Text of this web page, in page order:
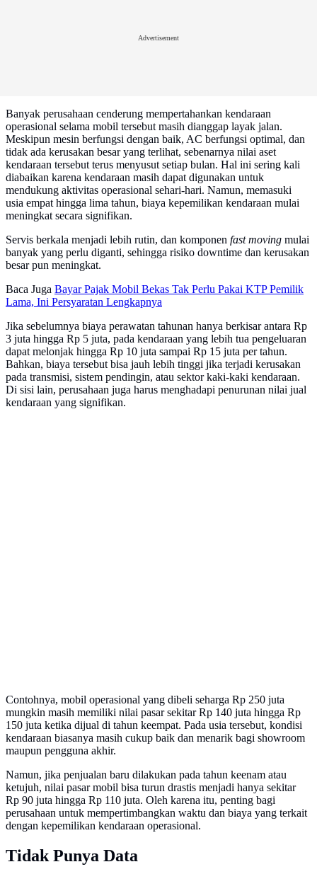
Advertisement
Banyak perusahaan cenderung mempertahankan kendaraan
operasional selama mobil tersebut masih dianggap layak jalan.
Meskipun mesin berfungsi dengan baik, AC berfungsi optimal, dan
tidak ada kerusakan besar yang terlihat, sebenarnya nilai aset
kendaraan tersebut terus menyusut setiap bulan. Hal ini sering kali
diabaikan karena kendaraan masih dapat digunakan untuk
mendukung aktivitas operasional sehari-hari. Namun, memasuki
usia empat hingga lima tahun, biaya kepemilikan kendaraan mulai
meningkat secara signifikan.
Servis berkala menjadi lebih rutin, dan komponen fast moving mulai
banyak yang perlu diganti, sehingga risiko downtime dan kerusakan
besar pun meningkat.
Baca Juga Bayar Pajak Mobil Bekas Tak Perlu Pakai KTP Pemilik
Lama, Ini Persyaratan Lengkapnya
Jika sebelumnya biaya perawatan tahunan hanya berkisar antara Rp
3 juta hingga Rp 5 juta, pada kendaraan yang lebih tua pengeluaran
dapat melonjak hingga Rp 10 juta sampai Rp 15 juta per tahun.
Bahkan, biaya tersebut bisa jauh lebih tinggi jika terjadi kerusakan
pada transmisi, sistem pendingin, atau sektor kaki-kaki kendaraan.
Di sisi lain, perusahaan juga harus menghadapi penurunan nilai jual
kendaraan yang signifikan.
Contohnya, mobil operasional yang dibeli seharga Rp 250 juta
mungkin masih memiliki nilai pasar sekitar Rp 140 juta hingga Rp
150 juta ketika dijual di tahun keempat. Pada usia tersebut, kondisi
kendaraan biasanya masih cukup baik dan menarik bagi showroom
maupun pengguna akhir.
Namun, jika penjualan baru dilakukan pada tahun keenam atau
ketujuh, nilai pasar mobil bisa turun drastis menjadi hanya sekitar
Rp 90 juta hingga Rp 110 juta. Oleh karena itu, penting bagi
perusahaan untuk mempertimbangkan waktu dan biaya yang terkait
dengan kepemilikan kendaraan operasional.
Tidak Punya Data